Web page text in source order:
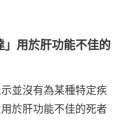
」用於肝功能不佳的
並沒有為某種特定疾
於肝功能不佳的死者